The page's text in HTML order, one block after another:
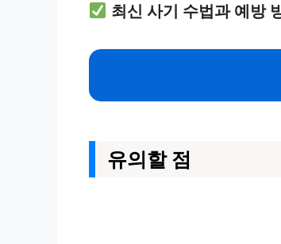
최신 사기 수법과 예방
유의할 점